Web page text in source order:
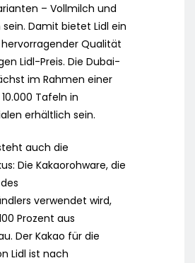
– Vollmilch und
Damit bietet Lidl ein
Qualität
Lidl-Preis. Die Dubai-
im Rahmen einer
Tafeln in
erhältlich sein.
auch die
Die Kakaorohware, die
verwendet wird,
Prozent aus
Der Kakao für die
Lidl ist nach